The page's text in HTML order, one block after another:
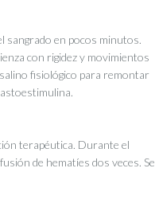
sangrado en pocos minutos.
con rigidez y movimientos
fisiológico para remontar
terapéutica. Durante el
de hematíes dos veces. Se